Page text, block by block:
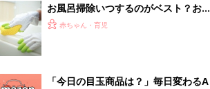
お風呂掃除いつするのがベスト？お風
呂場に汚れを溜め込まないポイント６
赤ちゃん・育児
「今日の目玉商品は？」毎日変わるA